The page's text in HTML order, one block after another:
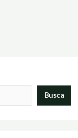
Busca